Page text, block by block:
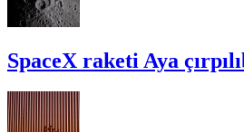
SpaceX raketi Aya